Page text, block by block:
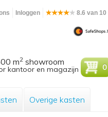
Inloggen 8.6 van 10
m2 showroom
kantoor en magazijn 0
Overige kasten